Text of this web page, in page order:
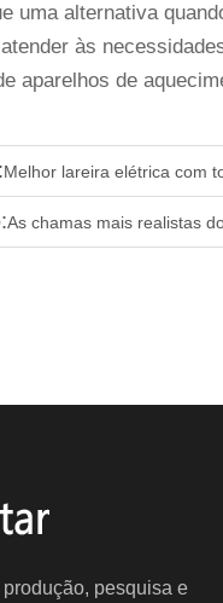
uma alternativa
às
aparelhos de
Melhor lareira elétrica com
As chamas mais realistas
produção, pesquisa e